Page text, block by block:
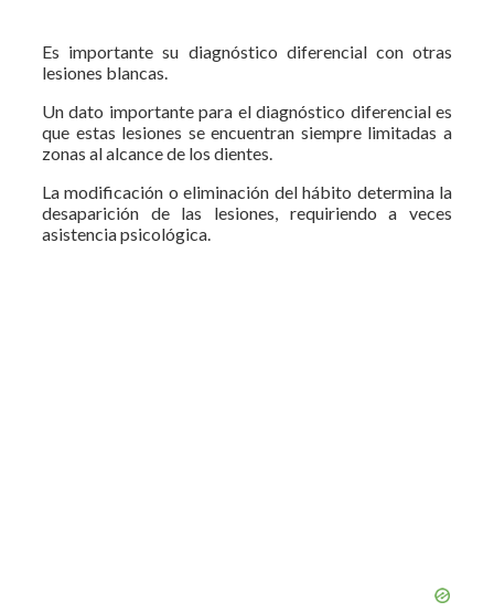
Es importante su diagnóstico diferencial con otras
lesiones blancas.
Un dato importante para el diagnóstico diferencial es
que estas lesiones se encuentran siempre limitadas a
zonas al alcance de los dientes.
La modificación o eliminación del hábito determina la
desaparición de las lesiones, requiriendo a veces
asistencia psicológica.